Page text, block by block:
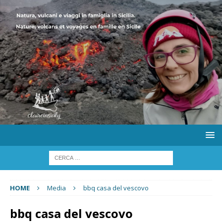
HOME Media bbq casa del vescovo
bbq casa del vescovo